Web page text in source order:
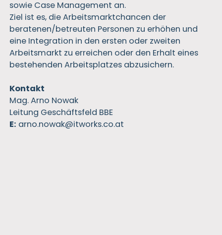
sowie Case Management an.
Ziel ist es, die Arbeitsmarktchancen der
beratenen/betreuten Personen zu erhöhen und
eine Integration in den ersten oder zweiten
Arbeitsmarkt zu erreichen oder den Erhalt eines
bestehenden Arbeitsplatzes abzusichern.
Kontakt
Mag. Arno Nowak
Leitung Geschäftsfeld BBE
E: arno.nowak@itworks.co.at